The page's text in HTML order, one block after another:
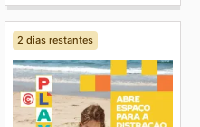
2 dias restantes